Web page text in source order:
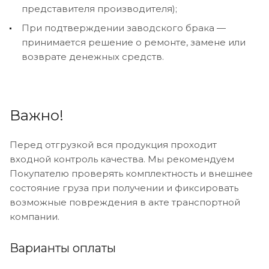
представителя производителя);
При подтверждении заводского брака —
принимается решение о ремонте, замене или
возврате денежных средств.
Важно!
Перед отгрузкой вся продукция проходит
входной контроль качества. Мы рекомендуем
Покупателю проверять комплектность и внешнее
состояние груза при получении и фиксировать
возможные повреждения в акте транспортной
компании.
Варианты оплаты